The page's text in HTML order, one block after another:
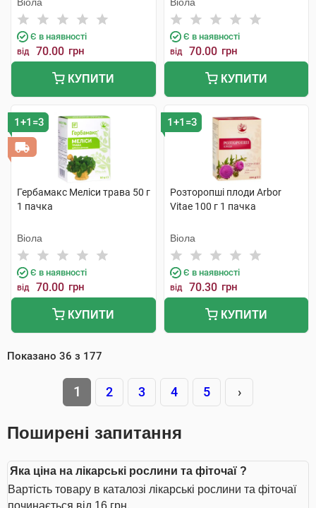
Є в наявності
від 70.00 грн
КУПИТИ
Є в наявності
від 70.00 грн
КУПИТИ
1+1=3
Гербамакс Меліси трава 50 г
1 пачка
Віола
Є в наявності
від 70.00 грн
КУПИТИ
1+1=3
Розторопші плоди Arbor
Vitae 100 г 1 пачка
Віола
Є в наявності
від 70.30 грн
КУПИТИ
Показано 36 з 177
1 2 3 4 5 ›
Поширені запитання
Яка ціна на лікарські рослини та фіточаї ?
Вартість товару в каталозі лікарські рослини та фіточаї
починається від 16 грн.